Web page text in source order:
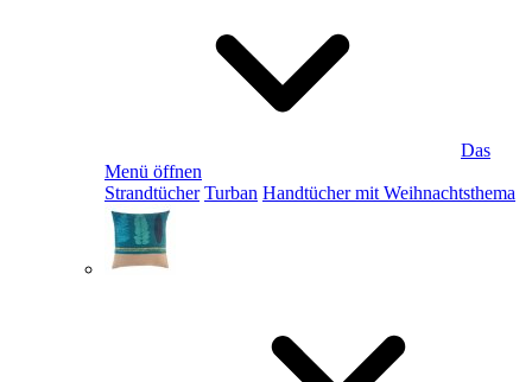
Das
Menü öffnen
Strandtücher Turban Handtücher mit Weihnachtsthema